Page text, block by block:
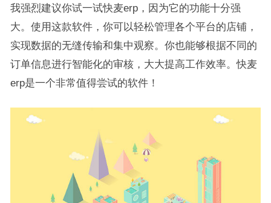
我强烈建议你试一试快麦erp，因为它的功能十分强
大。使用这款软件，你可以轻松管理各个平台的店铺，
实现数据的无缝传输和集中观察。你也能够根据不同的
订单信息进行智能化的审核，大大提高工作效率。快麦
erp是一个非常值得尝试的软件！